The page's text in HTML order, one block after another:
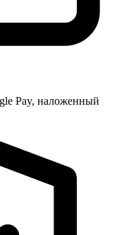
Pay, наложенный